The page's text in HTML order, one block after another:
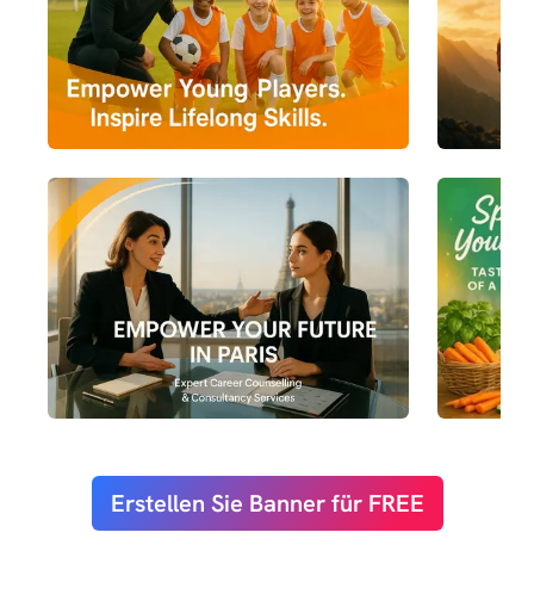
Erstellen Sie Banner für FREE